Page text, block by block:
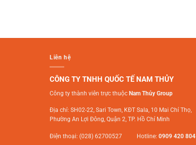
Liên hệ
CÔNG TY TNHH QUỐC TẾ NAM THỦY
Công ty thành viên trực thuộc Nam Thủy Group
Địa chỉ: SH02-22, Sari Town, KĐT Sala, 10 Mai Chí Thọ,
Phường An Lợi Đông, Quận 2, TP. Hồ Chí Minh
Điện thoại: (028) 62700527 Hotline: 0909 420 804